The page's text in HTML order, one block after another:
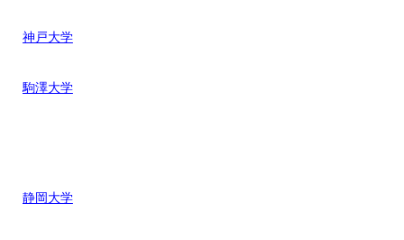
神戸大学
駒澤大学
静岡大学